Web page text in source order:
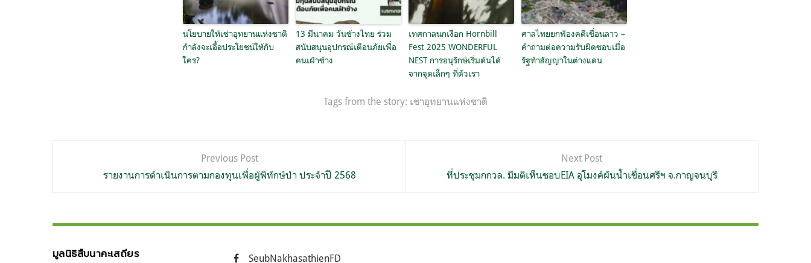
นโยบายให้เช่าอุทยานแห่งชาติ
กำลังจะเอื้อประโยชน์ให้กับ
ใคร?
13 มีนาคม วันช้างไทย ร่วม
สนับสนุนอุปกรณ์เตือนภัยเพื่อ
คนเฝ้าช้าง
เทศกาลนกเงือก Hornbill
Fest 2025 WONDERFUL
NEST การอนุรักษ์เริ่มต้นได้
จากจุดเล็กๆ ที่ตัวเรา
ศาลไทยยกฟ้องคดีเขื่อนลาว –
คำถามต่อความรับผิดชอบเมื่อ
รัฐทำสัญญาในต่างแดน
Tags from the story: เช่าอุทยานแห่งชาติ
Previous Post
รายงานการดำเนินการตามกองทุนเพื่อผู้พิทักษ์ป่า ประจำปี 2568
Next Post
ที่ประชุมกกวล. มีมติเห็นชอบEIA อุโมงค์ผันน้ำเขื่อนศรีฯ จ.กาญจนบุรี
มูลนิธิสืบนาคะเสถียร SeubNakhasathienFD